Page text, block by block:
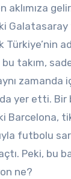
aklımıza
Galatasaray
Türkiye’nin
takım,
zamanda
yer etti. Bir
Barcelona,
futbolu
Peki, bu
ne?